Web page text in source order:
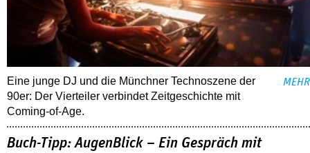
Eine junge DJ und die Münchner Technoszene der
90er: Der Vierteiler verbindet Zeitgeschichte mit
Coming-of-Age.
MEHR
Buch-Tipp: AugenBlick – Ein Gespräch mit